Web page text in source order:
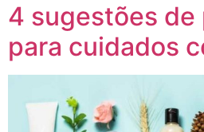
4 sugestões de
para cuidados